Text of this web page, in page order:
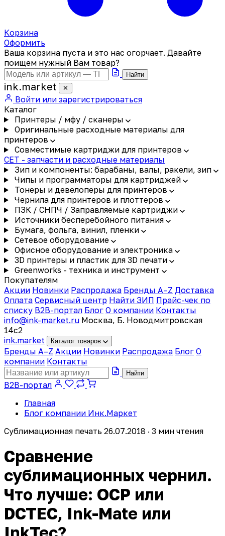
Корзина
Оформить
Ваша корзина пуста и это нас огорчает. Давайте
поищем нужный Вам товар?
Найти
ink.market ✕
Войти или зарегистрироваться
Каталог
Принтеры / мфу / сканеры
Оригинальные расходные материалы для
принтеров
Совместимые картриджи для принтеров
CET - запчасти и расходные материалы
Зип и компоненты: барабаны, валы, ракели, зип
Чипы и программаторы для картриджей
Тонеры и девелоперы для принтеров
Чернила для принтеров и плоттеров
ПЗК / СНПЧ / Заправляемые картриджи
Источники бесперебойного питания
Бумага, фольга, винил, пленки
Сетевое оборудование
Офисное оборудование и электроника
3D принтеры и пластик для 3D печати
Greenworks - техника и инструмент
Покупателям
Акции Новинки Распродажа Бренды A–Z Доставка
Оплата Сервисный центр Найти ЗИП Прайс-чек по
списку B2B-портал Блог О компании Контакты
info@ink-market.ru Москва, Б. Новодмитровская
14с2
ink.market Каталог товаров
Бренды A–Z Акции Новинки Распродажа Блог О
компании Контакты
Найти
B2B-портал
Главная
Блог компании Инк.Маркет
Сублимационная печать 26.07.2018 · 3 мин чтения
Сравнение
сублимационных чернил.
Что лучше: OCP или
DCTEC, Ink-Mate или